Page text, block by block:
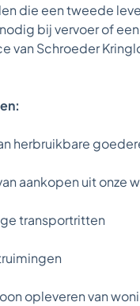
die een tweede
bij vervoer of
van Schroeder
herbruikbare
aankopen uit onze
transportritten
opleveren van